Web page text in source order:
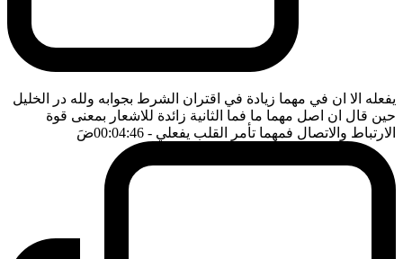
يفعله الا ان في مهما زيادة في اقتران الشرط بجوابه ولله در الخليل
حين قال ان اصل مهما ما فما الثانية زائدة للاشعار بمعنى قوة
الارتباط والاتصال فمهما تأمر القلب يفعلي - 00:04:46 ضَ